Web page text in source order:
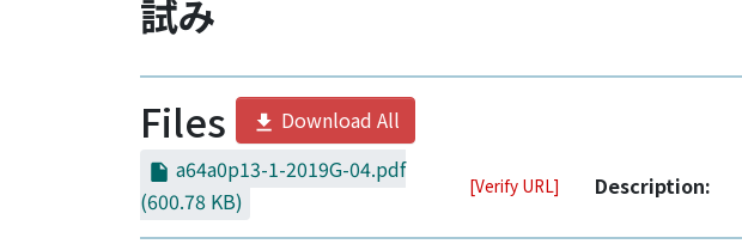
試み
Files
Download All
a64a0p13-1-2019G-04.pdf
(600.78 KB)
[Verify URL] Description: